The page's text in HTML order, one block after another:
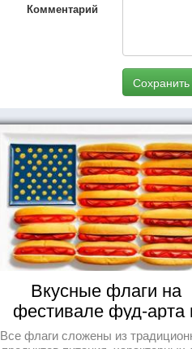
Комментарий
Сохранить
Вкусные флаги на
фестивале фуд-арта
Сиднее
Все флаги сложены из